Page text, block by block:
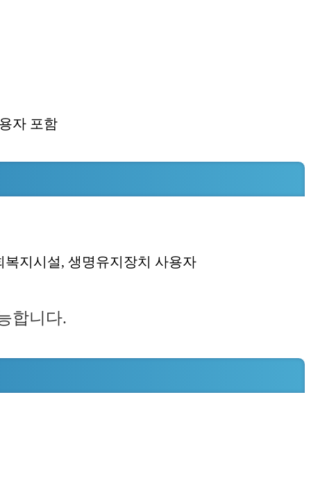
자 포함
지시설, 생명유지장치 사용자
합니다.